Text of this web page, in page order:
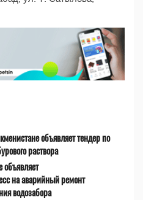
объявляет тендер по
раствора
объявляет
на аварийный ремонт
водозабора